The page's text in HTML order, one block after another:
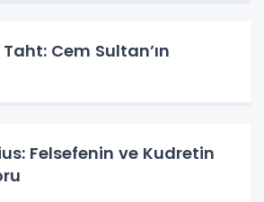
Cem Sultan’ın
Felsefenin ve Kudretin